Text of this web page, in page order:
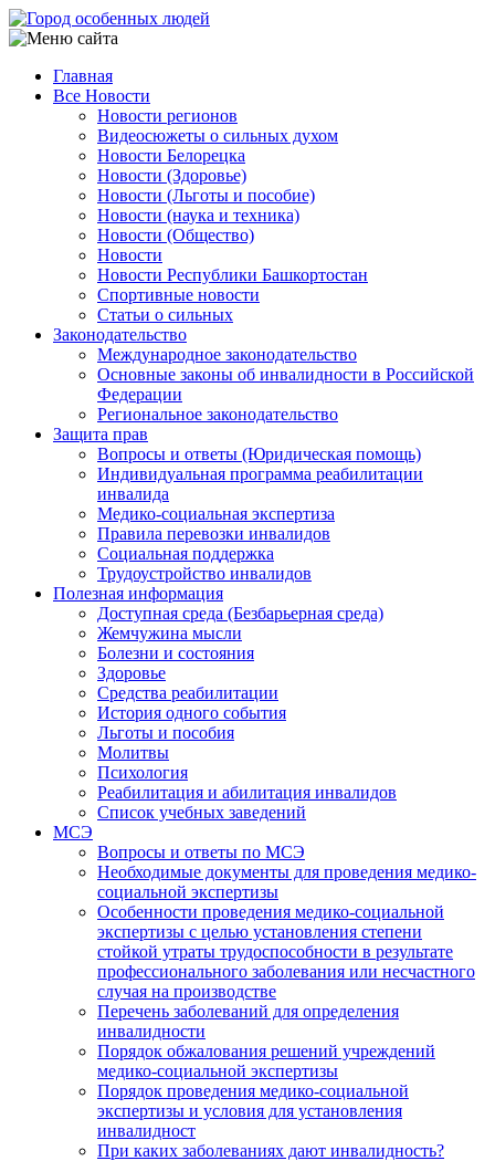
Перейти
к
содержанию
Main
navigation
Главная
Все Новости
Новости регионов
Видеосюжеты о сильных духом
Новости Белорецка
Новости (Здоровье)
Новости (Льготы и пособие)
Новости (наука и техника)
Новости (Общество)
Новости
Новости Республики Башкортостан
Спортивные новости
Статьи о сильных
Законодательство
Международное законодательство
Основные законы об инвалидности в Российской
Федерации
Региональное законодательство
Защита прав
Вопросы и ответы (Юридическая помощь)
Индивидуальная программа реабилитации
инвалида
Медико-социальная экспертиза
Правила перевозки инвалидов
Социальная поддержка
Трудоустройство инвалидов
Полезная информация
Доступная среда (Безбарьерная среда)
Жемчужина мысли
Болезни и состояния
Здоровье
Средства реабилитации
История одного события
Льготы и пособия
Молитвы
Психология
Реабилитация и абилитация инвалидов
Список учебных заведений
МСЭ
Вопросы и ответы по МСЭ
Необходимые документы для проведения медико-
социальной экспертизы
Особенности проведения медико-социальной
экспертизы с целью установления степени
стойкой утраты трудоспособности в результате
профессионального заболевания или несчастного
случая на производстве
Перечень заболеваний для определения
инвалидности
Порядок обжалования решений учреждений
медико-социальной экспертизы
Порядок проведения медико-социальной
экспертизы и условия для установления
инвалидност
При каких заболеваниях дают инвалидность?